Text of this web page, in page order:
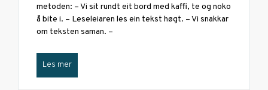
metoden: – Vi sit rundt eit bord med kaffi, te og noko
å bite i. – Leseleiaren les ein tekst høgt. – Vi snakkar
om teksten saman. –
Les mer